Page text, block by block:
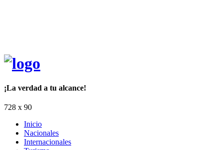
¡La verdad a tu alcance!
728 x 90
Inicio
Nacionales
Internacionales